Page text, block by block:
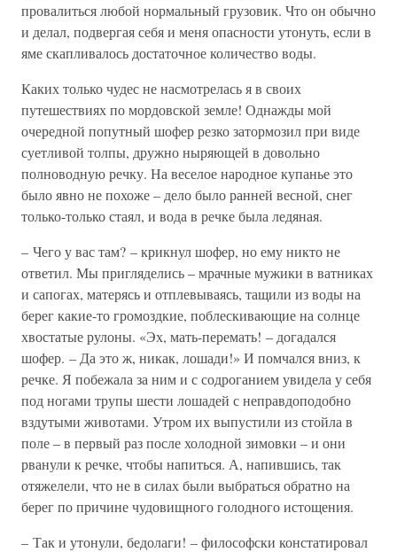
провалиться любой нормальный грузовик. Что он обычно
и делал, подвергая себя и меня опасности утонуть, если в
яме скапливалось достаточное количество воды.
Каких только чудес не насмотрелась я в своих
путешествиях по мордовской земле! Однажды мой
очередной попутный шофер резко затормозил при виде
суетливой толпы, дружно ныряющей в довольно
полноводную речку. На веселое народное купанье это
было явно не похоже – дело было ранней весной, снег
только-только стаял, и вода в речке была ледяная.
– Чего у вас там? – крикнул шофер, но ему никто не
ответил. Мы пригляделись – мрачные мужики в ватниках
и сапогах, матерясь и отплевываясь, тащили из воды на
берег какие-то громоздкие, поблескивающие на солнце
хвостатые рулоны. «Эх, мать-перемать! – догадался
шофер. – Да это ж, никак, лошади!» И помчался вниз, к
речке. Я побежала за ним и с содроганием увидела у себя
под ногами трупы шести лошадей с неправдоподобно
вздутыми животами. Утром их выпустили из стойла в
поле – в первый раз после холодной зимовки – и они
рванули к речке, чтобы напиться. А, напившись, так
отяжелели, что не в силах были выбраться обратно на
берег по причине чудовищного голодного истощения.
– Так и утонули, бедолаги! – философски констатировал